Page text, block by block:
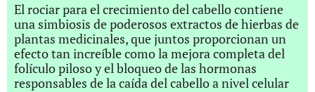
El rociar para el crecimiento del cabello contiene
una simbiosis de poderosos extractos de hierbas de
plantas medicinales, que juntos proporcionan un
efecto tan increíble como la mejora completa del
folículo piloso y el bloqueo de las hormonas
responsables de la caída del cabello a nivel celular